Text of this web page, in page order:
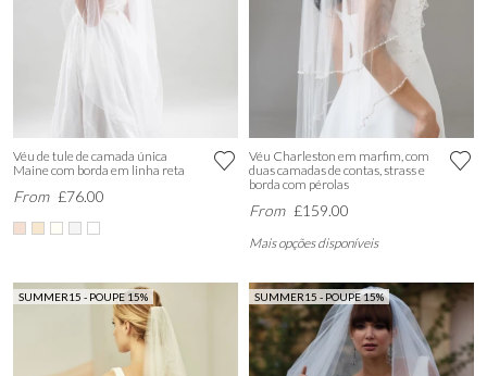
Véu de tule de camada única
Maine com borda em linha reta
From £76.00
Véu Charleston em marfim, com
duas camadas de contas, strass e
borda com pérolas
From £159.00
Mais opções disponíveis
SUMMER15 - POUPE 15% SUMMER15 - POUPE 15%